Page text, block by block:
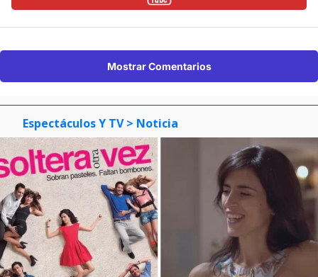
Mostrar Comentarios
Espectáculos Y TV > Noticia